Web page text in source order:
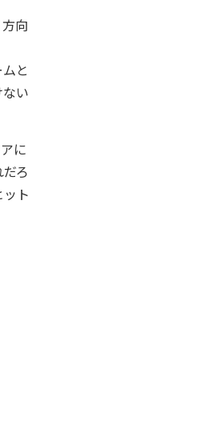
向
と
い
に
ろ
ト